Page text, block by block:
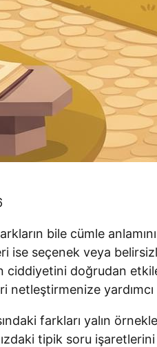
bile cümle
seçenek veya
ciddiyetini doğrudan
netleştirmenize
farkları yalın
tipik soru